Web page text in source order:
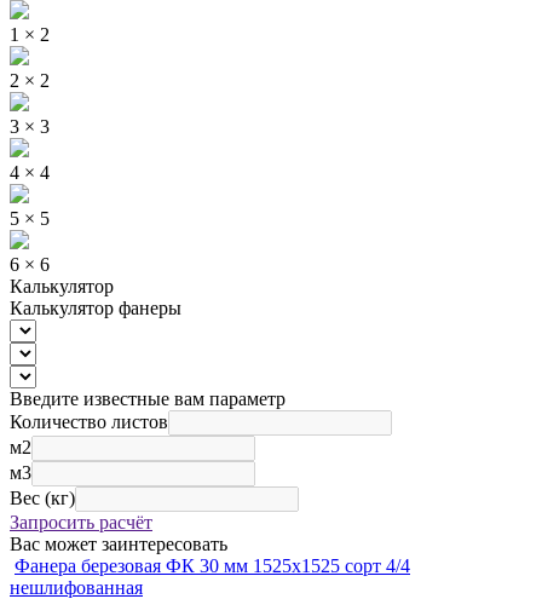
1 × 2
2 × 2
3 × 3
4 × 4
5 × 5
6 × 6
Калькулятор
Калькулятор фанеры
Введите известные вам параметр
Количество листов
м2
м3
Вес (кг)
Запросить расчёт
Вас может заинтересовать
Фанера березовая ФК 30 мм 1525х1525 сорт 4/4
нешлифованная